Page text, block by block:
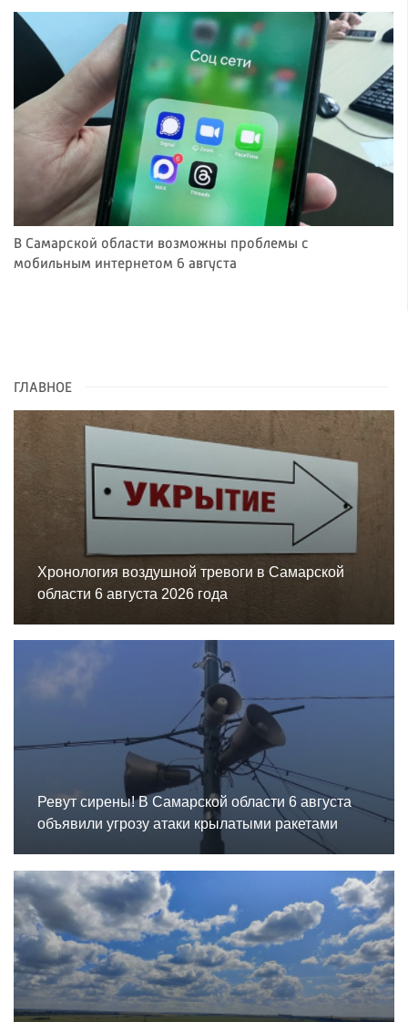
В Самарской области возможны проблемы с
мобильным интернетом 6 августа
ГЛАВНОЕ
Хронология воздушной тревоги в Самарской
области 6 августа 2026 года
Ревут сирены! В Самарской области 6 августа
объявили угрозу атаки крылатыми ракетами